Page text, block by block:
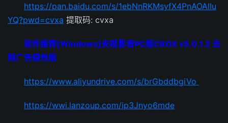
https://pan.baidu.com/s/1ebNnRKMsyfX4PnAOAlIu
YQ?pwd=cvxa 提取码: cvxa
软件推荐[Windows]央视影音PC版CBOX v5.0.1.2 去
除广告绿色版
https://www.aliyundrive.com/s/brGbddbgiVo
https://wwi.lanzoup.com/ip3Jnyo6mde